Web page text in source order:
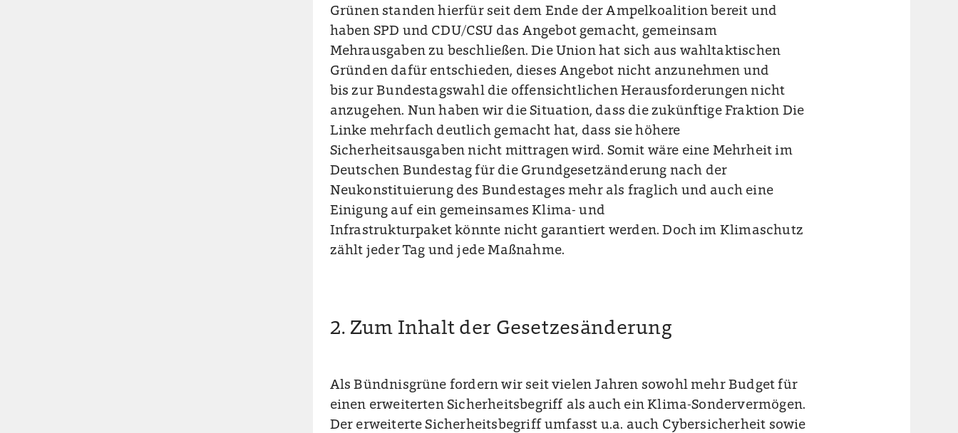
Grünen standen hierfür seit dem Ende der Ampelkoalition bereit und
haben SPD und CDU/CSU das Angebot gemacht, gemeinsam
Mehrausgaben zu beschließen. Die Union hat sich aus wahltaktischen
Gründen dafür entschieden, dieses Angebot nicht anzunehmen und
bis zur Bundestagswahl die offensichtlichen Herausforderungen nicht
anzugehen. Nun haben wir die Situation, dass die zukünftige Fraktion Die
Linke mehrfach deutlich gemacht hat, dass sie höhere
Sicherheitsausgaben nicht mittragen wird. Somit wäre eine Mehrheit im
Deutschen Bundestag für die Grundgesetzänderung nach der
Neukonstituierung des Bundestages mehr als fraglich und auch eine
Einigung auf ein gemeinsames Klima- und
Infrastrukturpaket könnte nicht garantiert werden. Doch im Klimaschutz
zählt jeder Tag und jede Maßnahme.
2. Zum Inhalt der Gesetzesänderung
Als Bündnisgrüne fordern wir seit vielen Jahren sowohl mehr Budget für
einen erweiterten Sicherheitsbegriff als auch ein Klima-Sondervermögen.
Der erweiterte Sicherheitsbegriff umfasst u.a. auch Cybersicherheit sowie